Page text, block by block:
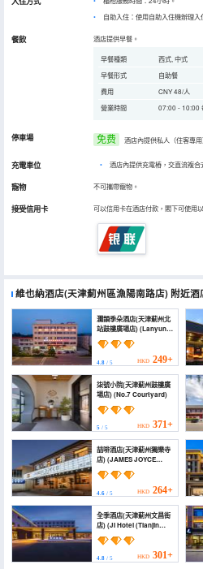
自助入住：使用自助入住機辦理入
餐飲 酒店提供早餐。
早餐種類
西式, 中式
早餐形式
自助餐
費用
CNY 48/人
營業時間
07:00 - 10:00
停車場 免费 酒店內提供私人（住客專用
充電車位 • 酒店內提供充電樁，交直流複合
寵物 不可攜帶寵物。
接受信用卡 可以信用卡在酒店付款，閣下可使用
維也納酒店(天津薊州區漁陽南路店) 附近酒
瀾韻季朵酒店(天津薊州北
站鼓樓廣場店) (Lanyun
jiduo Hotel)
4.8 / 5 HKD 249+
柒號小院(天津薊州鼓樓廣
場店) (No.7 Courtyard)
5 / 5 HKD 371+
喆啡酒店(天津薊州獨樂寺
店) (JAMES JOYCE
COFFETEL China hotel)
4.6 / 5 HKD 264+
全季酒店(天津薊州文昌街
店) (JI Hotel (Tianjin
Zhangzhou Wenchang
Street))
4.8 / 5 HKD 301+